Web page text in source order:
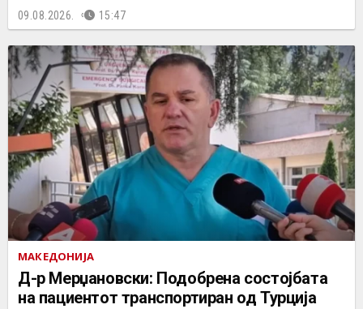
09.08.2026. 15:47
МАКЕДОНИЈА
Д-р Мерџановски: Подобрена состојбата
на пациентот транспортиран од Турција